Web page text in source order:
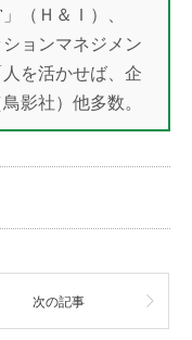
（Ｈ＆Ｉ）、
ションマネジメン
を活かせば、企
影社）他多数。
次の記事